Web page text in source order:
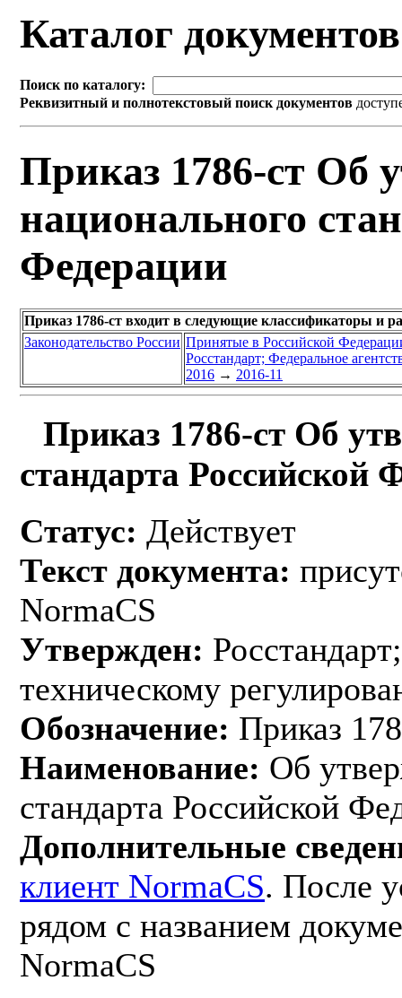
Каталог
Поиск по каталогу:
Реквизитный и полнотекстовый поиск документов
Приказ 1786-ст Об
национального
Федерации
Приказ 1786-ст входит в следующие классификаторы и
Законодательство России Принятые в Российской
Росстандарт; Федеральное
2016 → 2016-11
Приказ 1786-ст Об
стандарта Российской
Статус: Действует
Текст документа:
NormaCS
Утвержден:
техническому
Обозначение: Приказ
Наименование: Об
стандарта Российской
Дополнительные
клиент NormaCS. После
рядом с названием
NormaCS